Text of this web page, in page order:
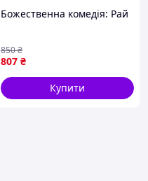
Божественна комедія: Рай
807 ₴
850₴
Купити